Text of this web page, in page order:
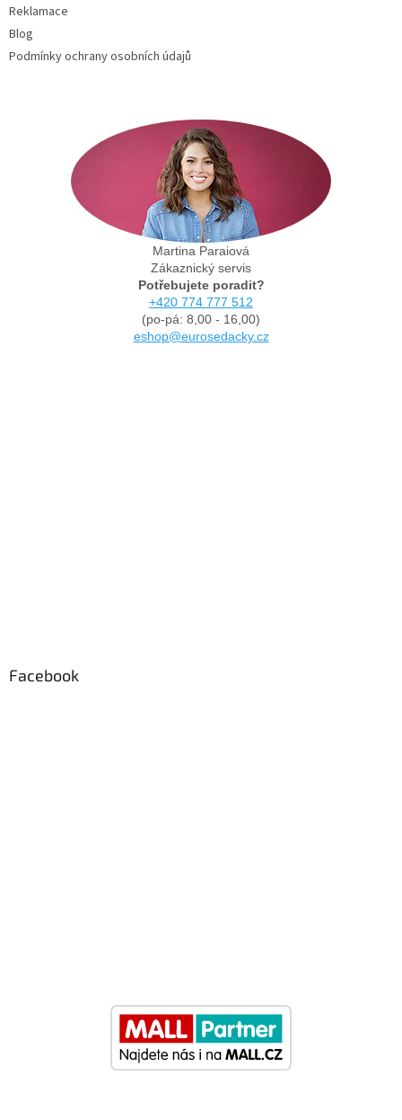
Reklamace
Blog
Podmínky ochrany osobních údajů
Martina Paraiová
Zákaznický servis
Potřebujete poradit?
+420 774 777 512
(po-pá: 8,00 - 16,00)
eshop@eurosedacky.cz
Facebook